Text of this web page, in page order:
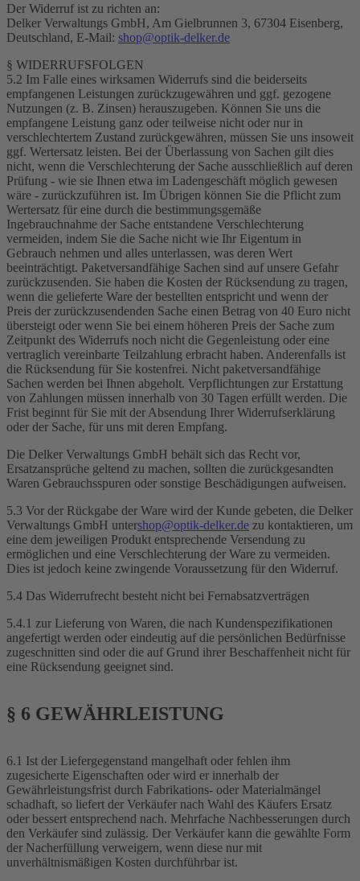
Der Widerruf ist zu richten an:
Delker Verwaltungs GmbH, Am Gielbrunnen 3, 67304 Eisenberg,
Deutschland, E-Mail: shop@optik-delker.de
§ WIDERRUFSFOLGEN
5.2 Im Falle eines wirksamen Widerrufs sind die beiderseits
empfangenen Leistungen zurückzugewähren und ggf. gezogene
Nutzungen (z. B. Zinsen) herauszugeben. Können Sie uns die
empfangene Leistung ganz oder teilweise nicht oder nur in
verschlechtertem Zustand zurückgewähren, müssen Sie uns insoweit
ggf. Wertersatz leisten. Bei der Überlassung von Sachen gilt dies
nicht, wenn die Verschlechterung der Sache ausschließlich auf deren
Prüfung - wie sie Ihnen etwa im Ladengeschäft möglich gewesen
wäre - zurückzuführen ist. Im Übrigen können Sie die Pflicht zum
Wertersatz für eine durch die bestimmungsgemäße
Ingebrauchnahme der Sache entstandene Verschlechterung
vermeiden, indem Sie die Sache nicht wie Ihr Eigentum in
Gebrauch nehmen und alles unterlassen, was deren Wert
beeinträchtigt. Paketversandfähige Sachen sind auf unsere Gefahr
zurückzusenden. Sie haben die Kosten der Rücksendung zu tragen,
wenn die gelieferte Ware der bestellten entspricht und wenn der
Preis der zurückzusendenden Sache einen Betrag von 40 Euro nicht
übersteigt oder wenn Sie bei einem höheren Preis der Sache zum
Zeitpunkt des Widerrufs noch nicht die Gegenleistung oder eine
vertraglich vereinbarte Teilzahlung erbracht haben. Anderenfalls ist
die Rücksendung für Sie kostenfrei. Nicht paketversandfähige
Sachen werden bei Ihnen abgeholt. Verpflichtungen zur Erstattung
von Zahlungen müssen innerhalb von 30 Tagen erfüllt werden. Die
Frist beginnt für Sie mit der Absendung Ihrer Widerrufserklärung
oder der Sache, für uns mit deren Empfang.
Die Delker Verwaltungs GmbH behält sich das Recht vor,
Ersatzansprüche geltend zu machen, sollten die zurückgesandten
Waren Gebrauchsspuren oder sonstige Beschädigungen aufweisen.
5.3 Vor der Rückgabe der Ware wird der Kunde gebeten, die Delker
Verwaltungs GmbH untershop@optik-delker.de zu kontaktieren, um
eine dem jeweiligen Produkt entsprechende Versendung zu
ermöglichen und eine Verschlechterung der Ware zu vermeiden.
Dies ist jedoch keine zwingende Voraussetzung für den Widerruf.
5.4 Das Widerrufrecht besteht nicht bei Fernabsatzverträgen
5.4.1 zur Lieferung von Waren, die nach Kundenspezifikationen
angefertigt werden oder eindeutig auf die persönlichen Bedürfnisse
zugeschnitten sind oder die auf Grund ihrer Beschaffenheit nicht für
eine Rücksendung geeignet sind.
§ 6 GEWÄHRLEISTUNG
6.1 Ist der Liefergegenstand mangelhaft oder fehlen ihm
zugesicherte Eigenschaften oder wird er innerhalb der
Gewährleistungsfrist durch Fabrikations- oder Materialmängel
schadhaft, so liefert der Verkäufer nach Wahl des Käufers Ersatz
oder bessert entsprechend nach. Mehrfache Nachbesserungen durch
den Verkäufer sind zulässig. Der Verkäufer kann die gewählte Form
der Nacherfüllung verweigern, wenn diese nur mit
unverhältnismäßigen Kosten durchführbar ist.